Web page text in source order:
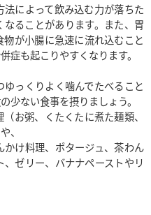
によって飲み込む力が落ちた
ることがあります。また、胃
が小腸に急速に流れ込むこと
症も起こりやすくなります。
っくりよく噛んでたべること
少ない食事を摂りましょう。
お粥、くたくたに煮た麺類、
、
かけ料理、ポタージュ、茶わん
ゼリー、バナナペーストやリ